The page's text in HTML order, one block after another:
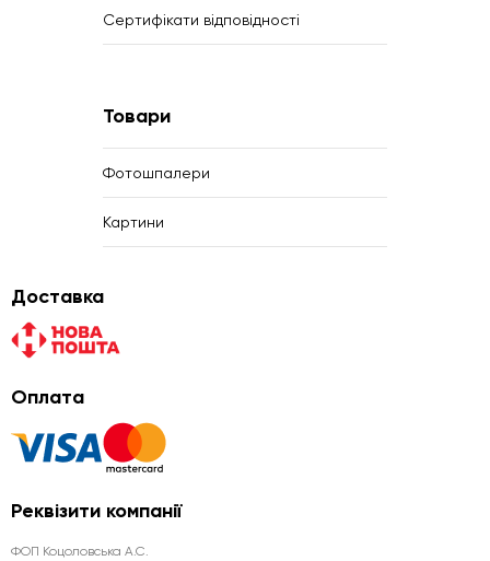
Сертифікати відповідності
Товари
Фотошпалери
Картини
Доставка
Оплата
Реквізити компанії
ФОП Коцоловська А.С.